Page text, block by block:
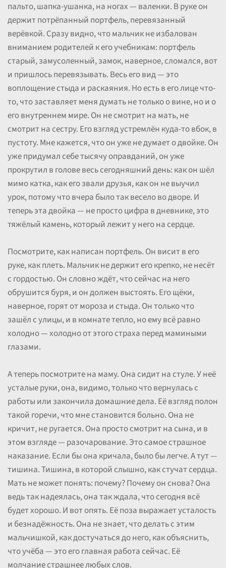
пальто, шапка-ушанка, на ногах — валенки. В руке он
держит потрёпанный портфель, перевязанный
верёвкой. Сразу видно, что мальчик не избалован
вниманием родителей к его учебникам: портфель
старый, замусоленный, замок, наверное, сломался, вот
и пришлось перевязывать. Весь его вид — это
воплощение стыда и раскаяния. Но есть в его лице что-
то, что заставляет меня думать не только о вине, но и о
его внутреннем мире. Он не смотрит на мать, не
смотрит на сестру. Его взгляд устремлён куда-то вбок, в
пустоту. Мне кажется, что он уже не думает о двойке. Он
уже придумал себе тысячу оправданий, он уже
прокрутил в голове весь сегодняшний день: как он шёл
мимо катка, как его звали друзья, как он не выучил
урок, потому что вчера было так весело во дворе. И
теперь эта двойка — не просто цифра в дневнике, это
тяжёлый камень, который лежит у него на сердце.
Посмотрите, как написан портфель. Он висит в его
руке, как плеть. Мальчик не держит его крепко, не несёт
с гордостью. Он словно ждёт, что сейчас на него
обрушится буря, и он должен выстоять. Его щёки,
наверное, горят от мороза и стыда. Он только что
зашёл с улицы, и в комнате тепло, но ему всё равно
холодно — холодно от этого страха перед мамиными
глазами.
А теперь посмотрите на маму. Она сидит на стуле. У неё
усталые руки, она, видимо, только что вернулась с
работы или закончила домашние дела. Её взгляд полон
такой горечи, что мне становится больно. Она не
кричит, не ругается. Она просто смотрит на сына, и в
этом взгляде — разочарование. Это самое страшное
наказание. Если бы она кричала, было бы легче. А тут —
тишина. Тишина, в которой слышно, как стучат сердца.
Мать не может понять: почему? Почему он снова? Она
ведь так надеялась, она так ждала, что сегодня всё
будет хорошо. И вот опять. Её поза выражает усталость
и безнадёжность. Она не знает, что делать с этим
мальчишкой, как достучаться до него, как объяснить,
что учёба — это его главная работа сейчас. Её
молчание страшнее любых слов.